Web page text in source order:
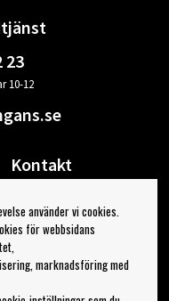
23
10-12
Kontakt
Din sida
Logga ut
använder vi cookies.
för webbsidans
marknadsföring med